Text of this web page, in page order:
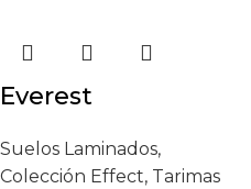
Everest
Suelos Laminados,
Colección Effect, Tarimas